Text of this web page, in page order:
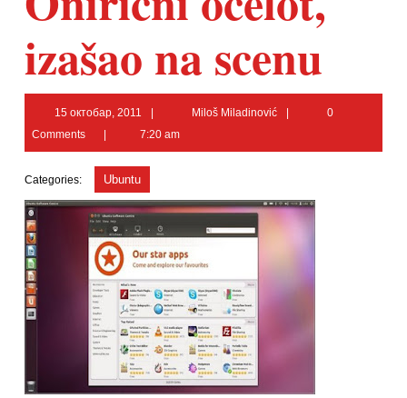
izašao na scenu
15 октобар, 2011
2011
Miloš Miladinović
0
Comments
7:20 am
Categories: Ubuntu